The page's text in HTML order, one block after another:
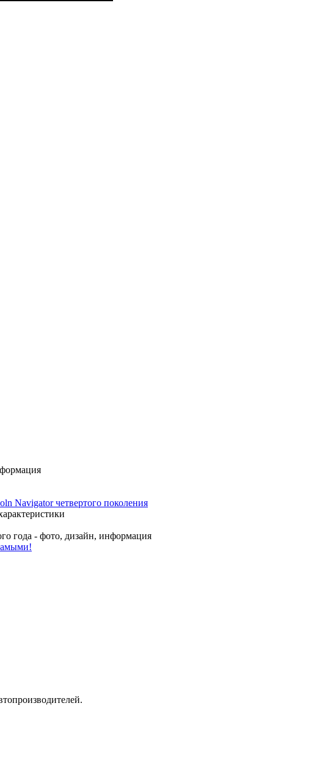
Navigator четвертого поколения
года - фото, дизайн, информация